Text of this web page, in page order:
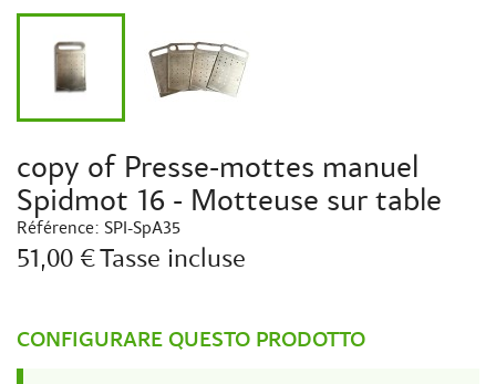
copy of Presse-mottes manuel
Spidmot 16 - Motteuse sur table
Référence: SPI-SpA35
51,00 €Tasse incluse
CONFIGURARE QUESTO PRODOTTO